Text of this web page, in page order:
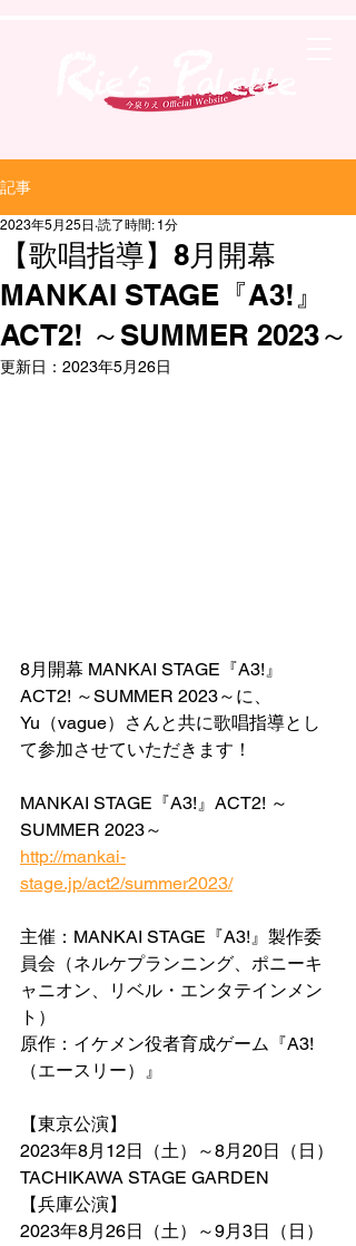
記事
【歌唱指導】8月開幕
MANKAI STAGE『A3!』
ACT2! ～SUMMER 2023～
2023年5月25日 読了時間: 1分
更新日： 2023年5月26日
8月開幕 MANKAI STAGE『A3!』
ACT2! ～SUMMER 2023～に、
Yu（vague）さんと共に歌唱指導とし
て参加させていただきます！
MANKAI STAGE『A3!』ACT2! ～
SUMMER 2023～
http://mankai-
stage.jp/act2/summer2023/
主催：MANKAI STAGE『A3!』製作委
員会（ネルケプランニング、ポニーキ
ャニオン、リベル・エンタテインメン
ト）
原作：イケメン役者育成ゲーム『A3!
（エースリー）』
【東京公演】
2023年8月12日（土）～8月20日（日）
TACHIKAWA STAGE GARDEN
【兵庫公演】
2023年8月26日（土）～9月3日（日）